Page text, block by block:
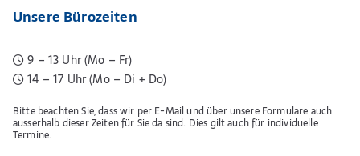
Unsere Bürozeiten
9 – 13 Uhr (Mo – Fr)
14 – 17 Uhr (Mo – Di + Do)
Bitte beachten Sie, dass wir per E-Mail und über unsere Formulare auch
ausserhalb dieser Zeiten für Sie da sind. Dies gilt auch für individuelle
Termine.